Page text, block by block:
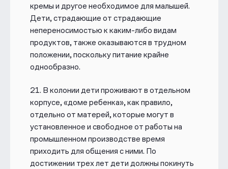
кремы и другое необходимое для малышей.
Дети, страдающие от страдающие
непереносимостью к каким-либо видам
продуктов, также оказываются в трудном
положении, поскольку питание крайне
однообразно.
21. В колонии дети проживают в отдельном
корпусе, «доме ребенка», как правило,
отдельно от матерей, которые могут в
установленное и свободное от работы на
промышленном производстве время
приходить для общения с ними. По
достижении трех лет дети должны покинуть